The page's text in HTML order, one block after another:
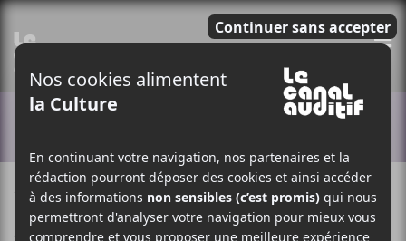
15 JUIN 2023
PARSTÉPHANE DESLAURIERS
/ FESTIVAL